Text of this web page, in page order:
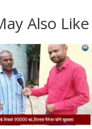
Also Like